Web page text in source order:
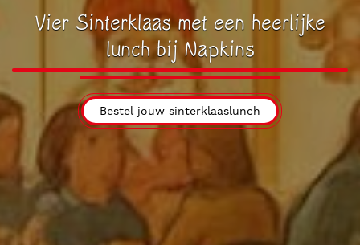
Vier Sinterklaas met een heerlijke
lunch bij Napkins
Bestel jouw sinterklaaslunch